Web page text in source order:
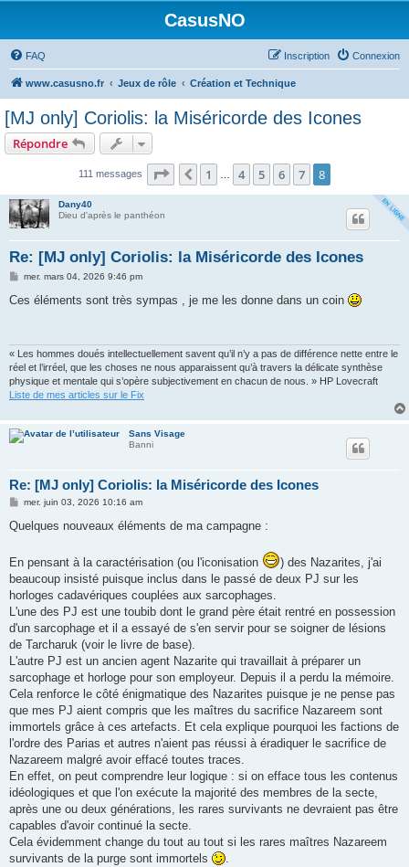
CasusNO
FAQ Connexion
Inscription
www.casusno.fr Jeux de rôle Création et Technique
[MJ only] Coriolis: la Miséricorde des Icones
Répondre
111 messages Page sur
Précédent
1 4 5 6 7 8
Dany40
Dieu d'après le panthéon
Re: [MJ only] Coriolis: la Miséricorde des Icones
M
s
mer. mars 04, 2026 9:46 pm
Ces éléments sont très sympas , je me les donne dans un coin
« Les hommes doués intellectuellement savent qu’il n’y a pas de différence nette entre le
réel et l’irréel, que les choses ne nous apparaissent qu’à travers la délicate synthèse
physique et mentale qui s’opère subjectivement en chacun de nous. » HP Lovecraft
Liste de mes articles sur le Fix
Sans Visage
Banni
Re: [MJ only] Coriolis: la Miséricorde des Icones
M
s
e
mer. juin 03, 2026 10:16 am
Quelques nouveaux éléments de ma campagne :
En pensant à la caractérisation (ou l'iconisation
) des Nazarites, j'ai
beaucoup insisté puisque inclus dans le passé de deux PJ sur les
horloges cadavériques couplées aux sarcophages.
L'une des PJ est une toubib dont le grand père était rentré en possession
d'un sarcophage et il a essayé de s'en servir pour se soigner de lésions
de Tarcharuk (voir le livre de base).
L'autre PJ est un ancien agent Nazarite qui travaillait à préparer un
sarcophage et horloge pour son employeur. Depuis il a perdu la mémoire.
Cela renforce le côté énigmatique des Nazarites puisque je ne pense pas
que mes PJ aient compris que les maîtres du sacrifice Nazareem sont
immortels grâce à ces artefacts. Et cela explique pourquoi les factions de
l'ordre des Parias et autres n'aient pas réussi à éradiquer le sacrifice de
Nazareem malgré avoir effacé toutes traces.
En effet, on peut comprendre leur logique : si on efface tous les contenus
idéologiques et que l'on exécute la majorité des membres de la secte,
après une ou deux générations, les rares survivants ne devraient pas être
capables d'avoir continué la secte.
Cela évidemment change du tout au tout si les rares maîtres Nazareem
survivants de la purge sont immortels
.